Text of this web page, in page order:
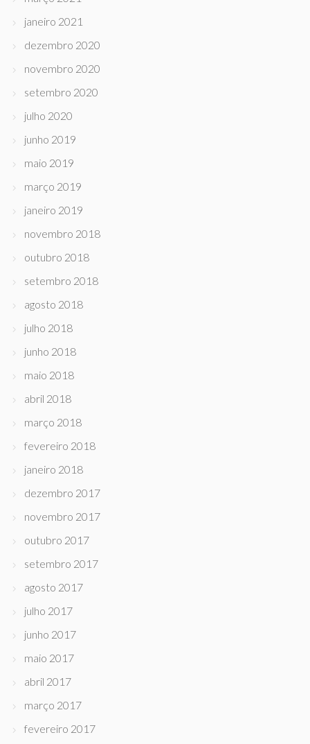
janeiro 2021
dezembro 2020
novembro 2020
setembro 2020
julho 2020
junho 2019
maio 2019
março 2019
janeiro 2019
novembro 2018
outubro 2018
setembro 2018
agosto 2018
julho 2018
junho 2018
maio 2018
abril 2018
março 2018
fevereiro 2018
janeiro 2018
dezembro 2017
novembro 2017
outubro 2017
setembro 2017
agosto 2017
julho 2017
junho 2017
maio 2017
abril 2017
março 2017
fevereiro 2017